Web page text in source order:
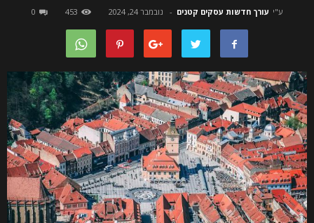
ע"י עורך חדשות עסקים קטנים - נובמבר 24, 2024 453
0